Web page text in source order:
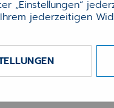
„Einstellungen“
jederzeitigen